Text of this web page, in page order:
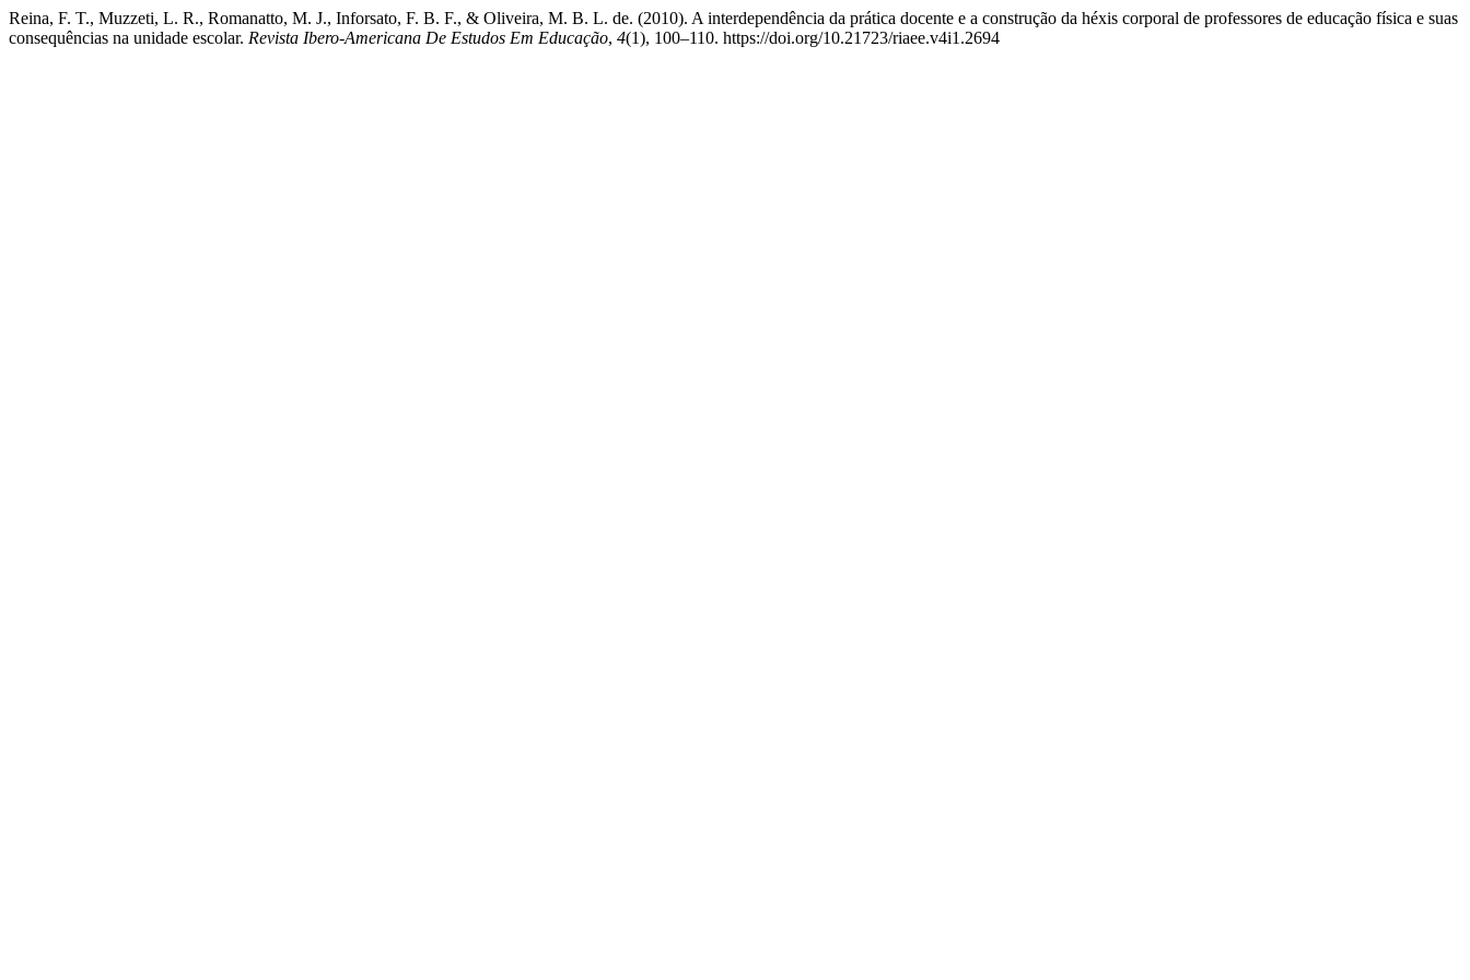
Reina, F. T., Muzzeti, L. R., Romanatto, M. J., Inforsato, F. B. F., & Oliveira, M. B. L. de. (2010). A interdependência da prática docente e a construção da héxis corporal de professores de educação física e suas
consequências na unidade escolar. Revista Ibero-Americana De Estudos Em Educação, 4(1), 100–110. https://doi.org/10.21723/riaee.v4i1.2694